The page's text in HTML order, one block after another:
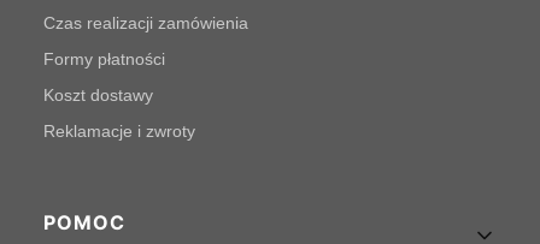
Czas realizacji zamówienia
Formy płatności
Koszt dostawy
Reklamacje i zwroty
POMOC